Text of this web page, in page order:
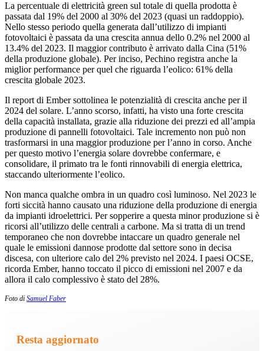
La percentuale di elettricità green sul totale di quella prodotta è
passata dal 19% del 2000 al 30% del 2023 (quasi un raddoppio).
Nello stesso periodo quella generata dall’utilizzo di impianti
fotovoltaici è passata da una crescita annua dello 0.2% nel 2000 al
13.4% del 2023. Il maggior contributo è arrivato dalla Cina (51%
della produzione globale). Per inciso, Pechino registra anche la
miglior performance per quel che riguarda l’eolico: 61% della
crescita globale 2023.
Il report di Ember sottolinea le potenzialità di crescita anche per il
2024 del solare. L’anno scorso, infatti, ha visto una forte crescita
della capacità installata, grazie alla riduzione dei prezzi ed all’ampia
produzione di pannelli fotovoltaici. Tale incremento non può non
trasformarsi in una maggior produzione per l’anno in corso. Anche
per questo motivo l’energia solare dovrebbe confermare, e
consolidare, il primato tra le fonti rinnovabili di energia elettrica,
staccando ulteriormente l’eolico.
Non manca qualche ombra in un quadro così luminoso. Nel 2023 le
forti siccità hanno causato una riduzione della produzione di energia
da impianti idroelettrici. Per sopperire a questa minor produzione si è
ricorsi all’utilizzo delle centrali a carbone. Ma si tratta di un trend
temporaneo che non dovrebbe intaccare un quadro generale nel
quale le emissioni dannose prodotte dal settore sono in decisa
discesa, con ulteriore calo del 2% previsto nel 2024. I paesi OCSE,
ricorda Ember, hanno toccato il picco di emissioni nel 2007 e da
allora il calo complessivo è stato del 28%.
Foto di Samuel Faber
Resta aggiornato